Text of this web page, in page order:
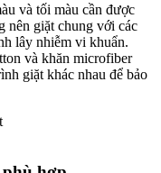
và tối màu cần được
nên giặt chung với các
lây nhiễm vi khuẩn.
và khăn microfiber
giặt khác nhau để bảo